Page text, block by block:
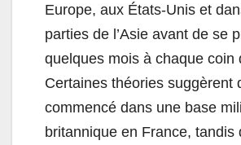
Europe, aux États-Unis et
parties de l’Asie avant de se
quelques mois à chaque coin
Certaines théories suggèrent
commencé dans une base
britannique en France, tandis